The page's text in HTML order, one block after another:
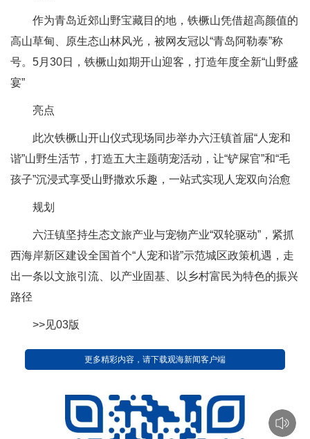
作为青岛近郊山野宝藏目的地，铁橛山凭借超高颜值的
高山草甸、原生态山林风光，被网友冠以“青岛阿勒泰”称
号。5月30日，铁橛山如期开山迎客，打造年度全新“山野盛
宴”
亮点
此次铁橛山开山仪式现场同步举办六汪镇首届“人宠和
谐”山野生活节，打造五大主题萌宠活动，让“铲屎官”和“毛
孩子”沉浸式享受山野撒欢乐趣，一站式实现人宠双向治愈
规划
六汪镇坚持生态文旅产业与宠物产业“双轮驱动”，紧抓
西海岸新区建设全国首个“人宠和谐”示范城区政策机遇，走
出一条以文旅引流、以产业固基、以乡村富民为特色的振兴
路径
>>见03版
更多精彩内容，请下载观海新闻客户端